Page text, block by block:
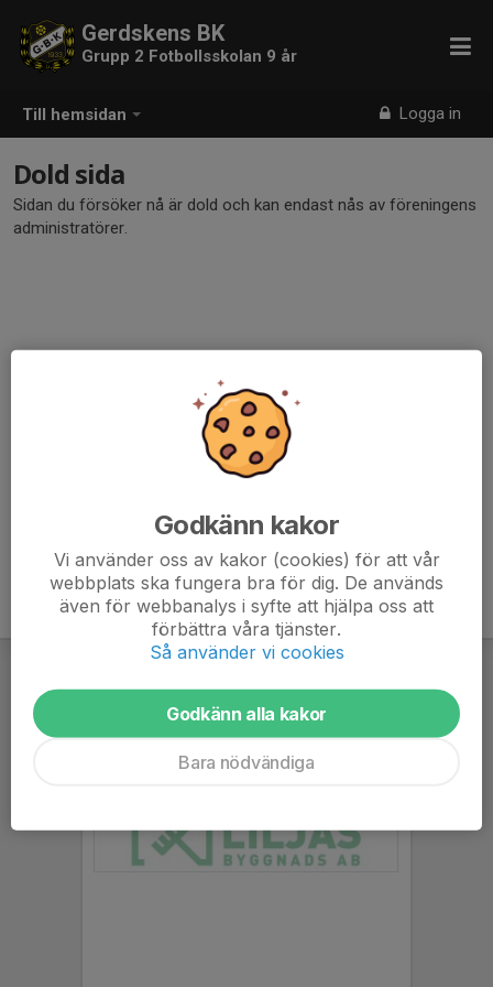
Till hemsidan Logga in
Gerdskens BK
Grupp 2 Fotbollsskolan 9 år
Dold sida
Sidan du försöker nå är dold och kan endast nås av föreningens
administratörer.
Godkänn kakor
Vi använder oss av kakor (cookies) för att vår
webbplats ska fungera bra för dig. De används
även för webbanalys i syfte att hjälpa oss att
förbättra våra tjänster.
Så använder vi cookies
Godkänn alla kakor
Bara nödvändiga